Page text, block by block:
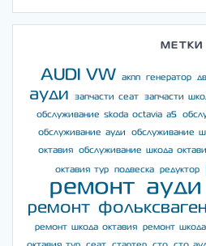
МЕТКИ
AUDI VW акпп генератор
ауди
запчасти сеат запчасти
обслуживание skoda octavia a5
обслуживание ауди
обслуживание
октавия
обслуживание шкода
октавия тур подвеска редуктор
ремонт ауди
ремонт фольксваген
ремонт шкода октавия ремонт